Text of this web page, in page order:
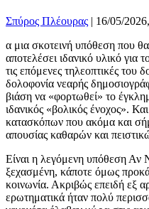
Σπύρος Πλέουρας | 16/05/
α μια σκοτεινή υπόθεση που
αποτελέσει ιδανικό υλικό
τις επόμενες τηλεοπτικές του
δολοφονία νεαρής
βιάση να «φορτωθεί» το
ιδανικός «βολικός ένοχος».
κατασκόπων που ακόμα και
απουσίας καθαρών και
Είναι η λεγόμενη υπόθεση Αν
ξεχασμένη, κάποτε όμως
κοινωνία. Ακριβώς επειδή εξ
ερωτηματικά ήταν πολύ